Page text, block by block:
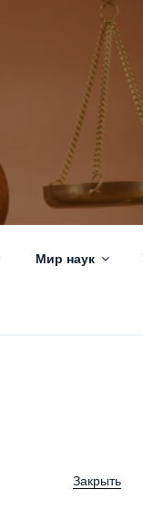
Мир наук
Закрыть